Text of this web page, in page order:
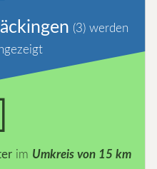
(3)werden
im Umkreis von 15 km